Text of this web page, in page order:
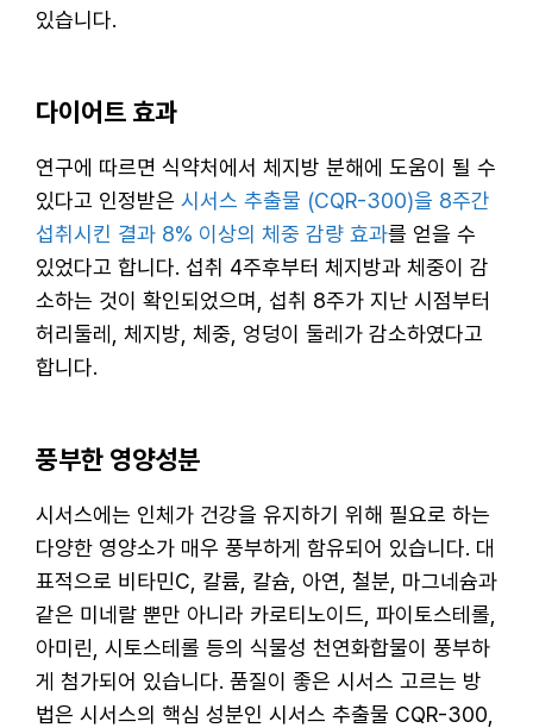
있습니다.
다이어트 효과
연구에 따르면 식약처에서 체지방 분해에 도움이 될 수
있다고 인정받은 시서스 추출물 (CQR-300)을 8주간
섭취시킨 결과 8% 이상의 체중 감량 효과를 얻을 수
있었다고 합니다. 섭취 4주후부터 체지방과 체중이 감
소하는 것이 확인되었으며, 섭취 8주가 지난 시점부터
허리둘레, 체지방, 체중, 엉덩이 둘레가 감소하였다고
합니다.
풍부한 영양성분
시서스에는 인체가 건강을 유지하기 위해 필요로 하는
다양한 영양소가 매우 풍부하게 함유되어 있습니다. 대
표적으로 비타민C, 칼륨, 칼슘, 아연, 철분, 마그네슘과
같은 미네랄 뿐만 아니라 카로티노이드, 파이토스테롤,
아미린, 시토스테롤 등의 식물성 천연화합물이 풍부하
게 첨가되어 있습니다. 품질이 좋은 시서스 고르는 방
법은 시서스의 핵심 성분인 시서스 추출물 CQR-300,